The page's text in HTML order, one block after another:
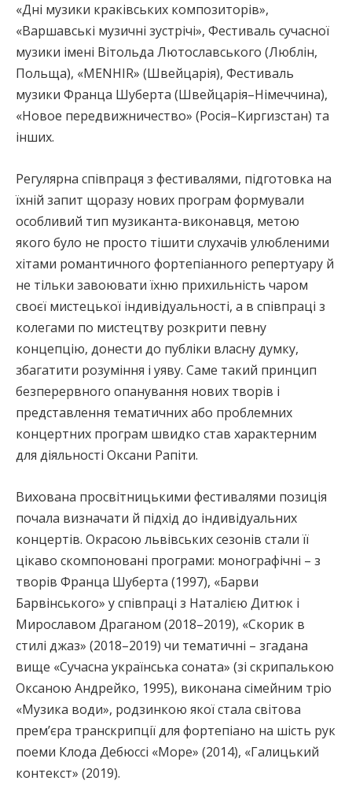
«Дні музики краківських композиторів»,
«Варшавські музичні зустрічі», Фестиваль сучасної
музики імені Вітольда Лютославського (Люблін,
Польща), «MENHIR» (Швейцарія), Фестиваль
музики Франца Шуберта (Швейцарія–Німеччина),
«Новое передвижничество» (Росія–Киргизстан) та
інших.
Регулярна співпраця з фестивалями, підготовка на
їхній запит щоразу нових програм формували
особливий тип музиканта-виконавця, метою
якого було не просто тішити слухачів улюбленими
хітами романтичного фортепіанного репертуару й
не тільки завоювати їхню прихильність чаром
своєї мистецької індивідуальності, а в співпраці з
колегами по мистецтву розкрити певну
концепцію, донести до публіки власну думку,
збагатити розуміння і уяву. Саме такий принцип
безперервного опанування нових творів і
представлення тематичних або проблемних
концертних програм швидко став характерним
для діяльності Оксани Рапіти.
Вихована просвітницькими фестивалями позиція
почала визначати й підхід до індивідуальних
концертів. Окрасою львівських сезонів стали її
цікаво скомпоновані програми: монографічні – з
творів Франца Шуберта (1997), «Барви
Барвінського» у співпраці з Наталією Дитюк і
Мирославом Драганом (2018–2019), «Скорик в
стилі джаз» (2018–2019) чи тематичні – згадана
вище «Сучасна українська соната» (зі скрипалькою
Оксаною Андрейко, 1995), виконана сімейним тріо
«Музика води», родзинкою якої стала світова
прем’єра транскрипції для фортепіано на шість рук
поеми Клода Дебюссі «Море» (2014), «Галицький
контекст» (2019).